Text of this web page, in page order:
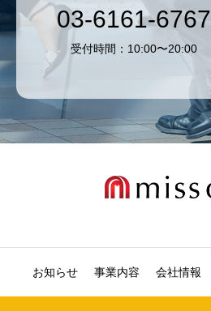
03-6161-6767
受付時間：10:00〜20:00
お知らせ 事業内容 会社情報